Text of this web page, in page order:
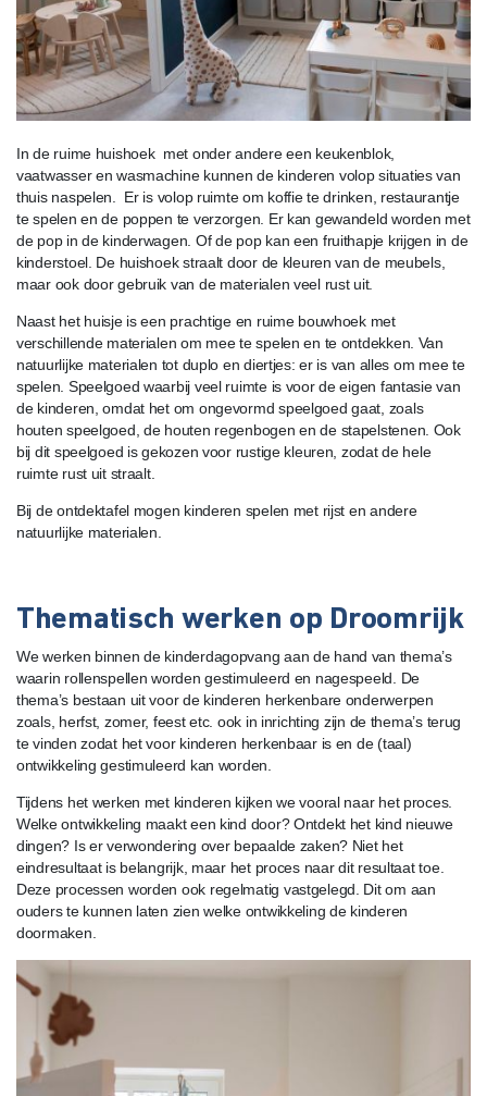
In de ruime huishoek met onder andere een keukenblok,
vaatwasser en wasmachine kunnen de kinderen volop situaties van
thuis naspelen. Er is volop ruimte om koffie te drinken, restaurantje
te spelen en de poppen te verzorgen. Er kan gewandeld worden met
de pop in de kinderwagen. Of de pop kan een fruithapje krijgen in de
kinderstoel. De huishoek straalt door de kleuren van de meubels,
maar ook door gebruik van de materialen veel rust uit.
Naast het huisje is een prachtige en ruime bouwhoek met
verschillende materialen om mee te spelen en te ontdekken. Van
natuurlijke materialen tot duplo en diertjes: er is van alles om mee te
spelen. Speelgoed waarbij veel ruimte is voor de eigen fantasie van
de kinderen, omdat het om ongevormd speelgoed gaat, zoals
houten speelgoed, de houten regenbogen en de stapelstenen. Ook
bij dit speelgoed is gekozen voor rustige kleuren, zodat de hele
ruimte rust uit straalt.
Bij de ontdektafel mogen kinderen spelen met rijst en andere
natuurlijke materialen.
Thematisch werken op Droomrijk
We werken binnen de kinderdagopvang aan de hand van thema’s
waarin rollenspellen worden gestimuleerd en nagespeeld. De
thema’s bestaan uit voor de kinderen herkenbare onderwerpen
zoals, herfst, zomer, feest etc. ook in inrichting zijn de thema’s terug
te vinden zodat het voor kinderen herkenbaar is en de (taal)
ontwikkeling gestimuleerd kan worden.
Tijdens het werken met kinderen kijken we vooral naar het proces.
Welke ontwikkeling maakt een kind door? Ontdekt het kind nieuwe
dingen? Is er verwondering over bepaalde zaken? Niet het
eindresultaat is belangrijk, maar het proces naar dit resultaat toe.
Deze processen worden ook regelmatig vastgelegd. Dit om aan
ouders te kunnen laten zien welke ontwikkeling de kinderen
doormaken.